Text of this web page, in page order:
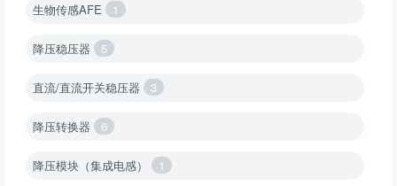
生物传感AFE 1
降压稳压器 5
直流/直流开关稳压器 3
降压转换器 6
降压模块（集成电感） 1